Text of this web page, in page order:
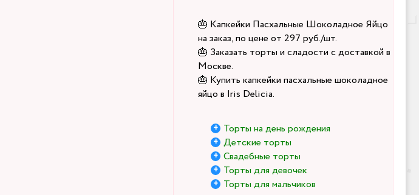
🎂 Капкейки Пасхальные Шоколадное Яйцо
на заказ, по цене от 297 руб./шт.
🎂 Заказать торты и сладости с доставкой в
Москве.
🎂 Купить капкейки пасхальные шоколадное
яйцо в Iris Delicia.
Торты на день рождения
Детские торты
Свадебные торты
Торты для девочек
Торты для мальчиков